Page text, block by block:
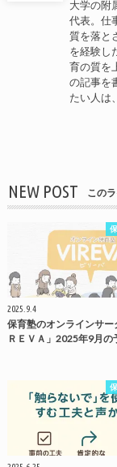
大学の附
代表。仕
質を落と
を経験し
育の質を
の記事を
たい人は
NEW POST この
2025.9.4
保育塾のオンラインサー
ＲＥＶＡ」2025年9月の